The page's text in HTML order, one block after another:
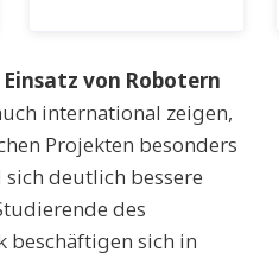
von Robotern
international zeigen,
Projekten besonders
deutlich bessere
des
beschäftigen sich in